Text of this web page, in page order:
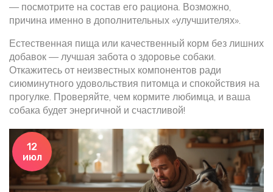
— посмотрите на состав его рациона. Возможно,
причина именно в дополнительных «улучшителях».
Естественная пища или качественный корм без лишних
добавок — лучшая забота о здоровье собаки.
Откажитесь от неизвестных компонентов ради
сиюминутного удовольствия питомца и спокойствия на
прогулке. Проверяйте, чем кормите любимца, и ваша
собака будет энергичной и счастливой!
12
июл